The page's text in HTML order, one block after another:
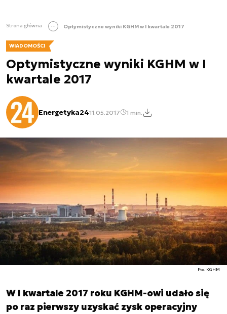
Strona główna Optymistyczne wyniki KGHM w I kwartale 2017
WIADOMOŚCI
Optymistyczne wyniki KGHM w I
kwartale 2017
Energetyka2411.05.2017 1 min.
Fto. KGHM
W I kwartale 2017 roku KGHM-owi udało się
po raz pierwszy uzyskać zysk operacyjny